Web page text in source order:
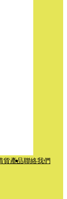
貨產品聯絡我們